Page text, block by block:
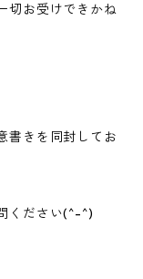
切お受けできかね
書きを同封してお
ください(^-^)